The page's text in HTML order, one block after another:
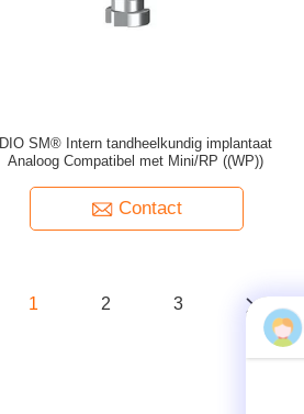
DIO SM® Intern tandheelkundig implantaat
Analoog Compatibel met Mini/RP ((WP))
Contact
1 2
3